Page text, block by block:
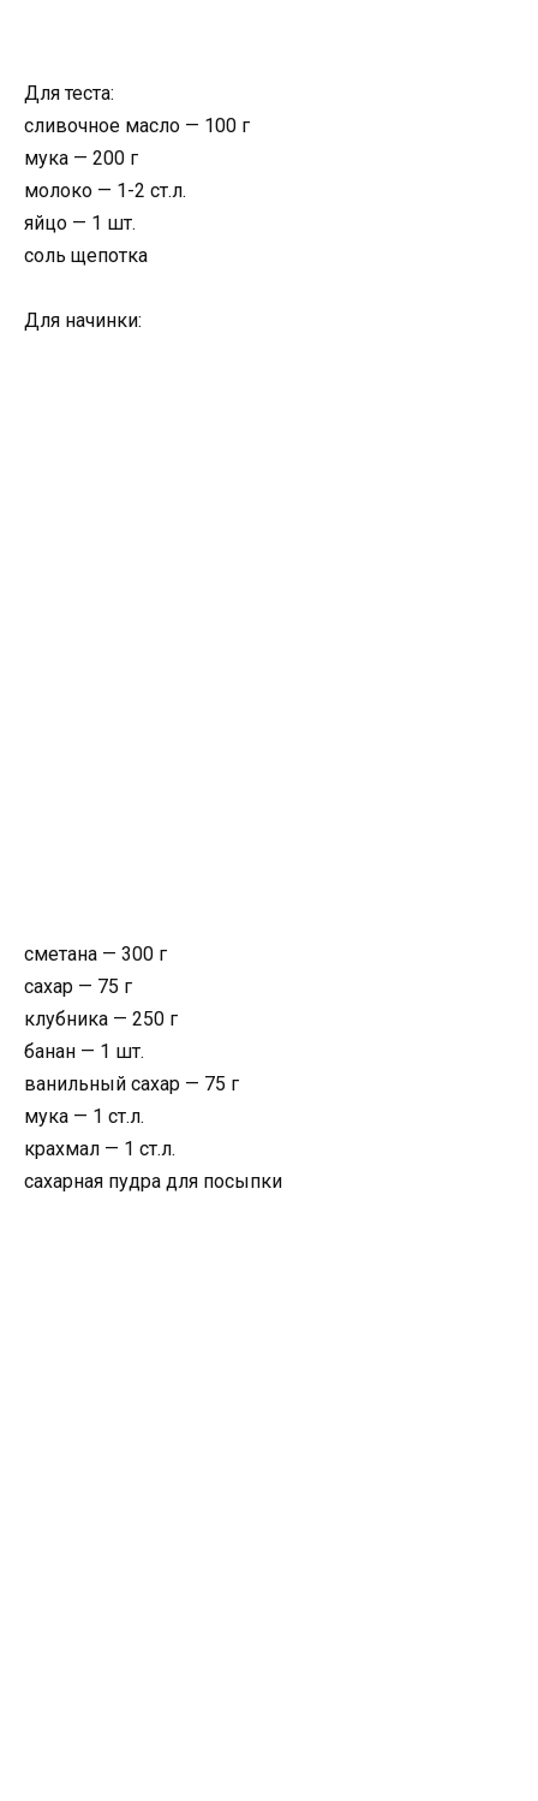
Для теста:
сливочное масло — 100 г
мука — 200 г
молоко — 1-2 ст.л.
яйцо — 1 шт.
соль щепотка
Для начинки:
сметана — 300 г
сахар — 75 г
клубника — 250 г
банан — 1 шт.
ванильный сахар — 75 г
мука — 1 ст.л.
крахмал — 1 ст.л.
сахарная пудра для посыпки